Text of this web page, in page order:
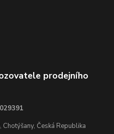
prodejního
Česká Republika